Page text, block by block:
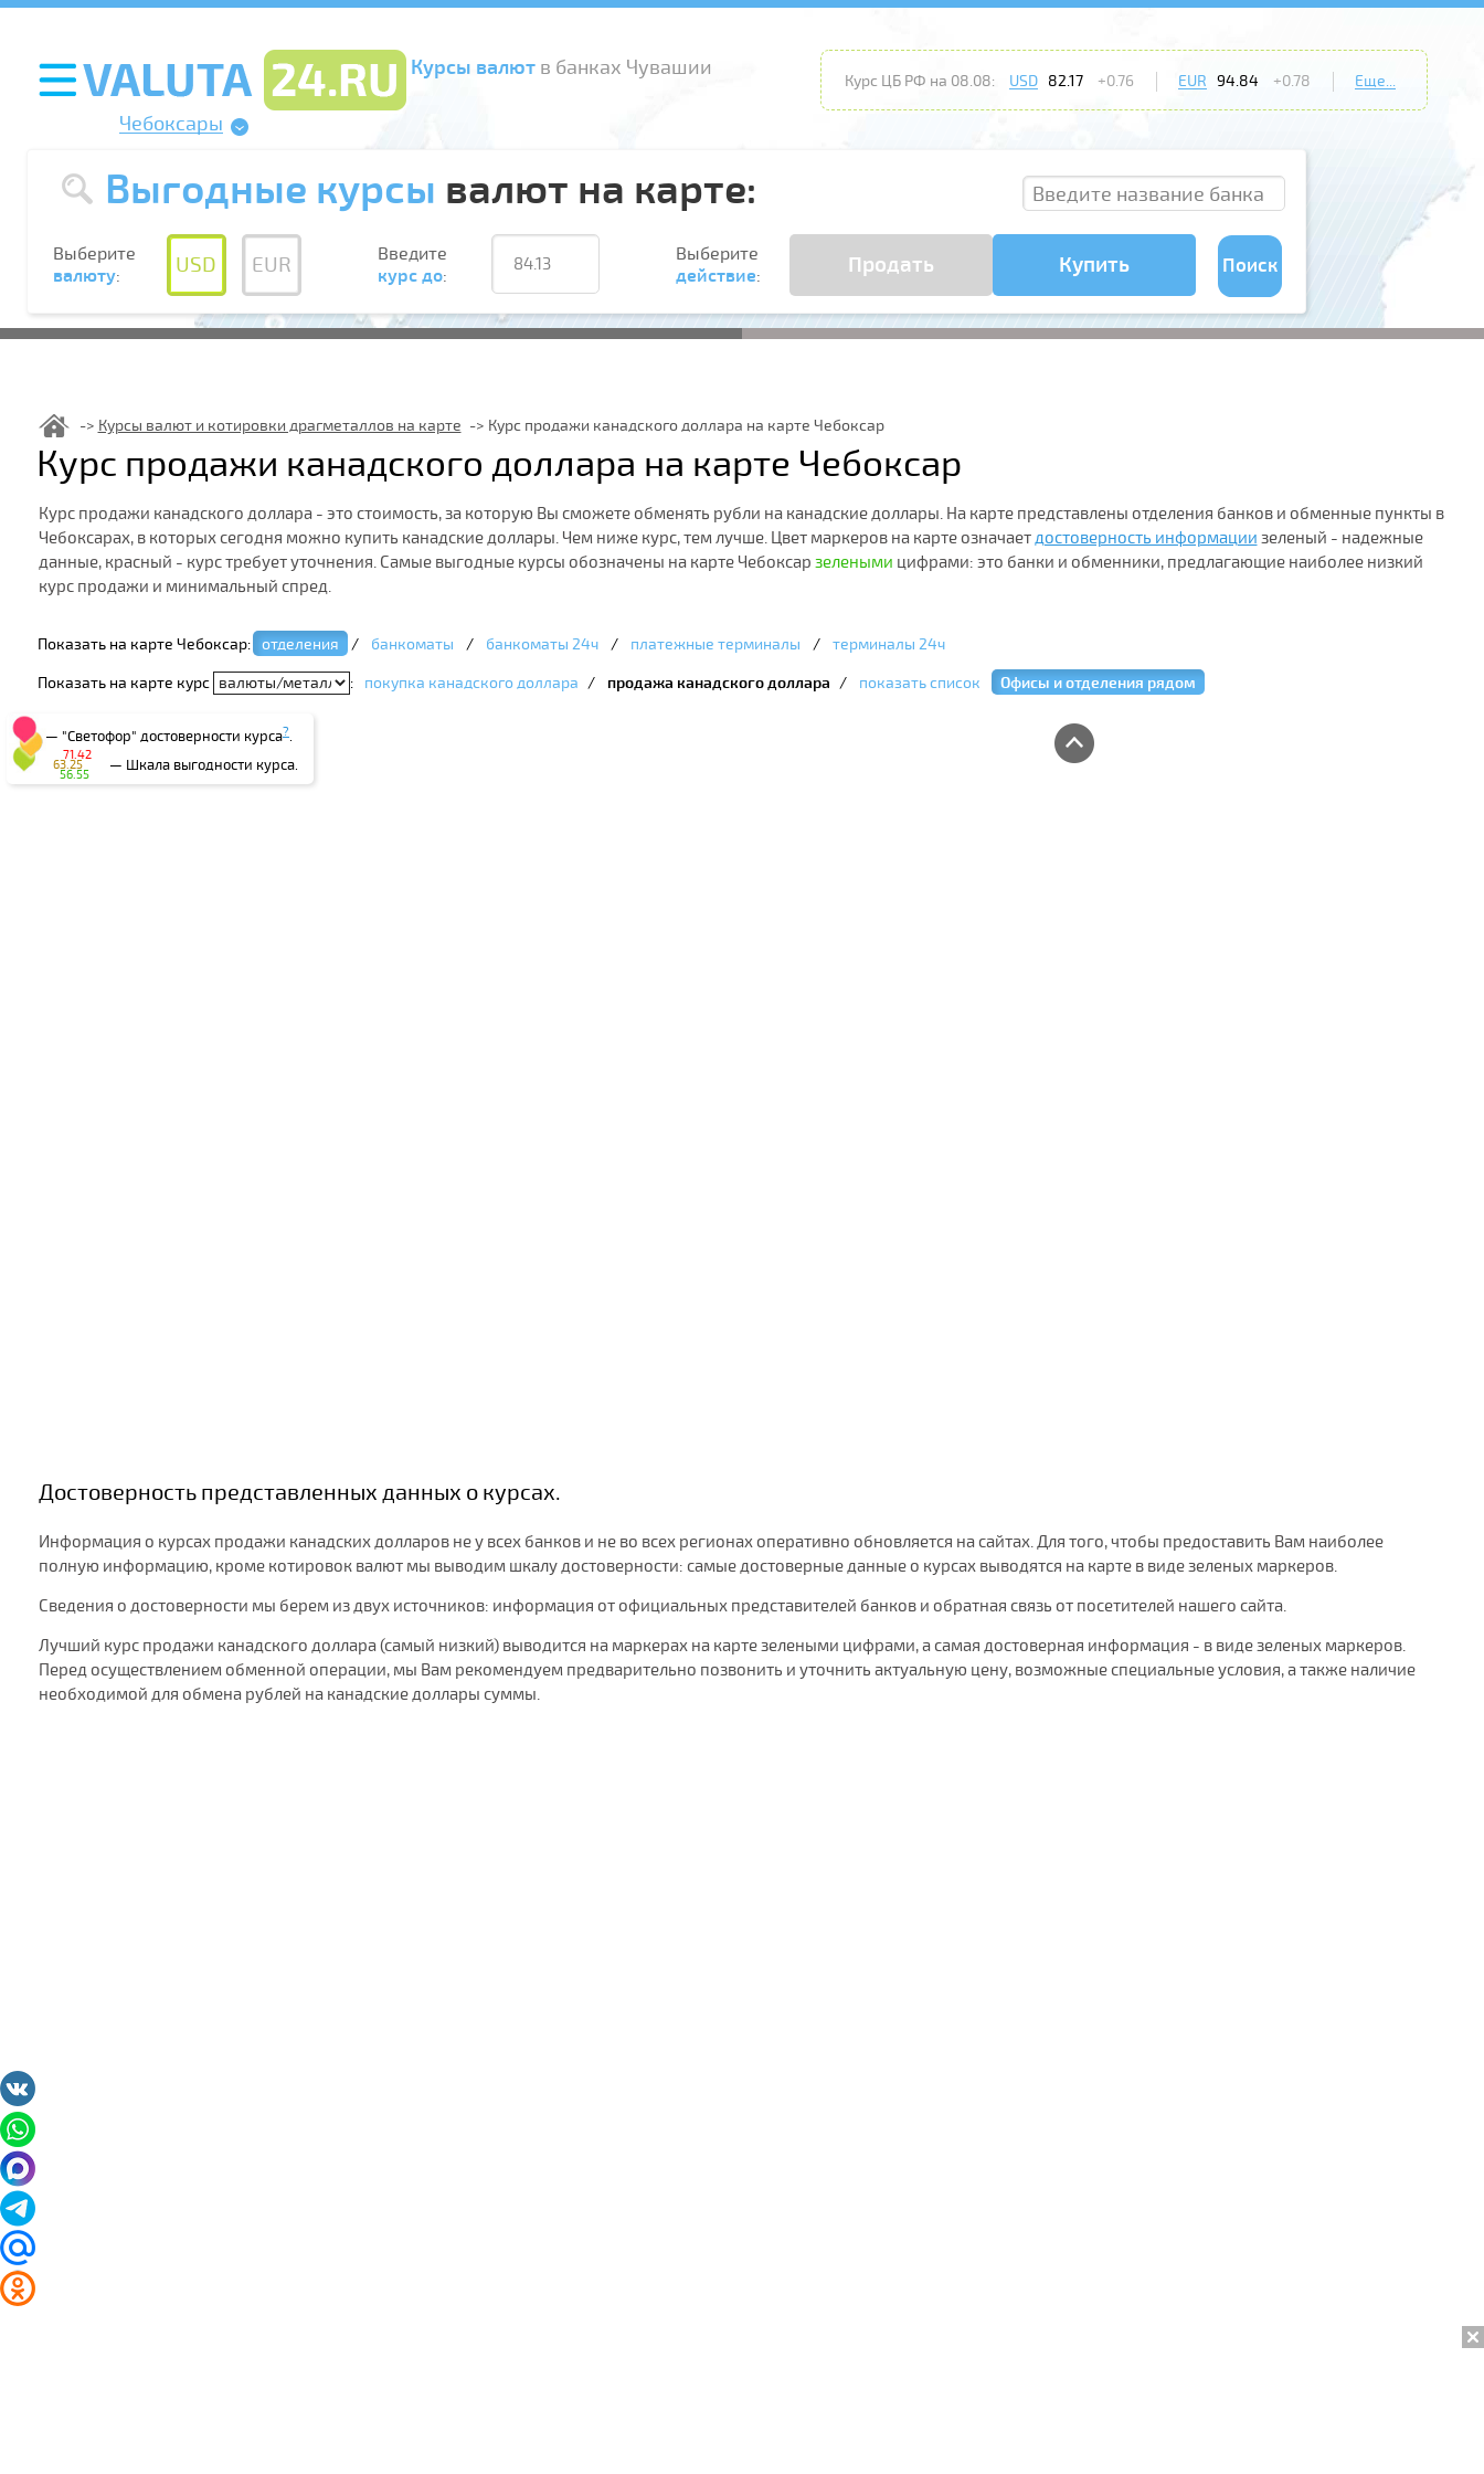
Курсы валютв банках Чувашии
Чебоксары
Курс ЦБ РФ на 08.08: USD 82.17 +0.76 EUR 94.84 +0.78 Еще...
Выгодные курсы валют на карте:
Выберите
валюту: USD EUR
Введите
курс до:
Выберите
действие: Продать Купить Поиск
Курсы валют и котировки драгметаллов на карте Курс продажи канадского доллара на карте Чебоксар
Курс продажи канадского доллара на карте Чебоксар
Курс продажи канадского доллара - это стоимость, за которую Вы сможете обменять рубли на канадские доллары. На карте представлены отделения банков и обменные пункты в
Чебоксарах, в которых сегодня можно купить канадские доллары. Чем ниже курс, тем лучше. Цвет маркеров на карте означаетдостоверность информации зеленый - надежные
данные, красный - курс требует уточнения. Самые выгодные курсы обозначены на карте Чебоксар зелеными цифрами: это банки и обменники, предлагающие наиболее низкий
курс продажи и минимальный спред.
Показать на карте Чебоксар: отделения / банкоматы / банкоматы 24ч / платежные терминалы / терминалы 24ч
Показать на карте курс : покупка канадского доллара / продажа канадского доллара / показать список Офисы и отделения рядом
— "Светофор" достоверности курса?.
— Шкала выгодности курса.
56.55
63.25
71.42
Достоверность представленных данных о курсах.
Информация о курсах продажи канадских долларов не у всех банков и не во всех регионах оперативно обновляется на сайтах. Для того, чтобы предоставить Вам наиболее
полную информацию, кроме котировок валют мы выводим шкалу достоверности: самые достоверные данные о курсах выводятся на карте в виде зеленых маркеров.
Сведения о достоверности мы берем из двух источников: информация от официальных представителей банков и обратная связь от посетителей нашего сайта.
Лучший курс продажи канадского доллара (самый низкий) выводится на маркерах на карте зелеными цифрами, а самая достоверная информация - в виде зеленых маркеров.
Перед осуществлением обменной операции, мы Вам рекомендуем предварительно позвонить и уточнить актуальную цену, возможные специальные условия, а также наличие
необходимой для обмена рублей на канадские доллары суммы.